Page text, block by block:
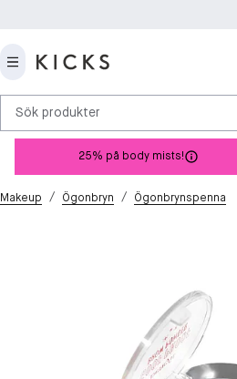
Sök produkter
25% på body mists!
Makeup / Ögonbryn / Ögonbrynspenna